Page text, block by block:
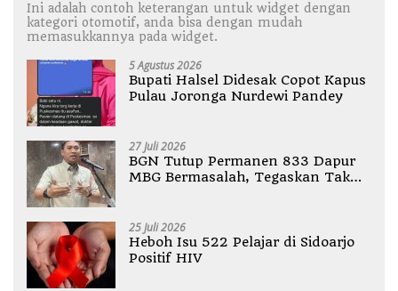
Ini adalah contoh keterangan untuk widget dengan
kategori otomotif, anda bisa dengan mudah
memasukkannya pada widget.
5 Agustus 2026
Bupati Halsel Didesak Copot Kapus
Pulau Joronga Nurdewi Pandey
27 Juli 2026
BGN Tutup Permanen 833 Dapur
MBG Bermasalah, Tegaskan Tak
25 Juli 2026
Heboh Isu 522 Pelajar di Sidoarjo
Positif HIV